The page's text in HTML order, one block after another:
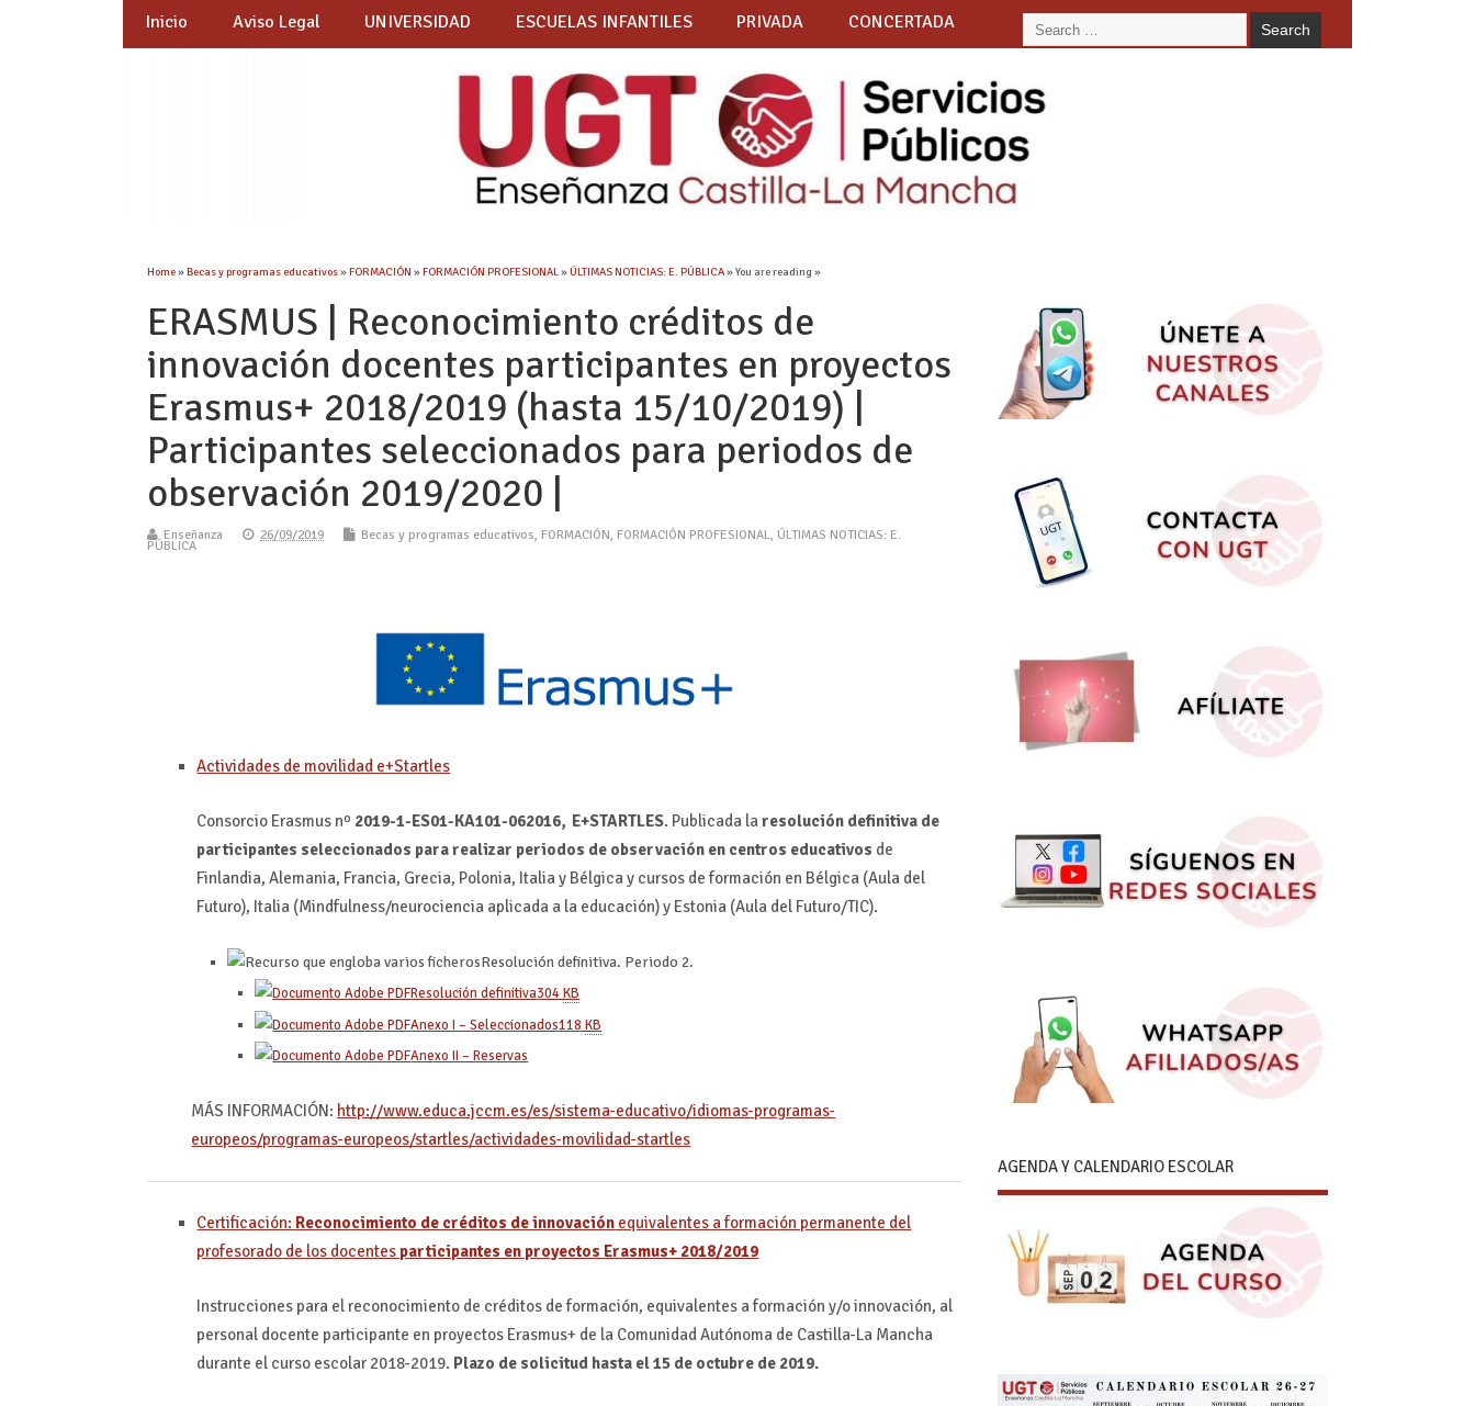
Inicio Aviso Legal UNIVERSIDAD ESCUELAS INFANTILES PRIVADA CONCERTADA
Home»Becas y programas educativos»FORMACIÓN »FORMACIÓN PROFESIONAL»ÚLTIMAS NOTICIAS: E. PÚBLICA» You are reading »
ERASMUS | Reconocimiento créditos de
innovación docentes participantes en proyectos
Erasmus+ 2018/2019 (hasta 15/10/2019) |
Participantes seleccionados para periodos de
observación 2019/2020 |
Enseñanza 26/09/2019 Becas y programas educativos, FORMACIÓN, FORMACIÓN PROFESIONAL, ÚLTIMAS NOTICIAS: E.
PÚBLICA
Actividades de movilidad e+Startles
Consorcio Erasmus nº 2019-1-ES01-KA101-062016, E+STARTLES. Publicada laresolución definitiva de
participantes seleccionados para realizar periodos de observación en centros educativos de
Finlandia, Alemania, Francia, Grecia, Polonia, Italia y Bélgica y cursos de formación en Bélgica (Aula del
Futuro), Italia (Mindfulness/neurociencia aplicada a la educación) y Estonia (Aula del Futuro/TIC).
Resolución definitiva. Periodo 2.
Resolución definitiva304KB
Anexo I – Seleccionados118KB
Anexo II – Reservas
MÁS INFORMACIÓN: http://www.educa.jccm.es/es/sistema-educativo/idiomas-programas-
europeos/programas-europeos/startles/actividades-movilidad-startles
Certificación: Reconocimiento de créditos de innovación equivalentes a formación permanente del
profesorado de los docentes participantes en proyectos Erasmus+ 2018/2019
Instrucciones para el reconocimiento de créditos de formación, equivalentes a formación y/o innovación, al
personal docente participante en proyectos Erasmus+ de la Comunidad Autónoma de Castilla-La Mancha
durante el curso escolar 2018-2019. Plazo de solicitud hasta el 15 de octubre de 2019.
AGENDA Y CALENDARIO ESCOLAR